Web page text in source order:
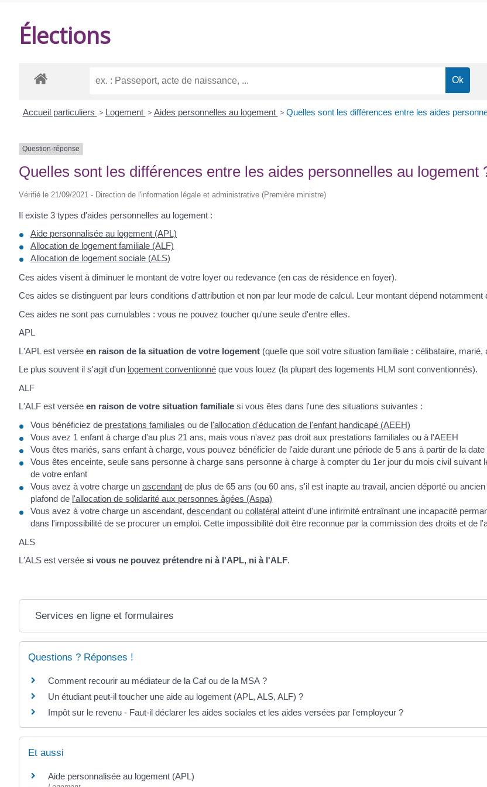
Élections
Accueil particuliers > Logement > Aides personnelles au logement > Quelles sont les différences entre les aides
Question-réponse
Quelles sont les différences entre les aides personnelles au logement
Vérifié le 21/09/2021 - Direction de l'information légale et administrative (Première ministre)
Il existe 3 types d'aides personnelles au logement :
Aide personnalisée au logement (APL)
Allocation de logement familiale (ALF)
Allocation de logement sociale (ALS)
Ces aides visent à diminuer le montant de votre loyer ou redevance (en cas de résidence en foyer).
Ces aides se distinguent par leurs conditions d'attribution et non par leur mode de calcul. Leur montant dépend
Ces aides ne sont pas cumulables : vous ne pouvez toucher qu'une seule d'entre elles.
APL
L'APL est versée en raison de la situation de votre logement (quelle que soit votre situation familiale : célibataire,
Le plus souvent il s'agit d'un logement conventionné que vous louez (la plupart des logements HLM sont conventionnés).
ALF
L'ALF est versée en raison de votre situation familiale si vous êtes dans l'une des situations suivantes :
Vous bénéficiez de prestations familiales ou de l'allocation d'éducation de l'enfant handicapé (AEEH)
Vous avez 1 enfant à charge d'au plus 21 ans, mais vous n'avez pas droit aux prestations familiales ou à l'AEEH
Vous êtes mariés, sans enfant à charge, vous pouvez bénéficier de l'aide durant une période de 5 ans à partir de la
Vous êtes enceinte, seule sans personne à charge sans personne à charge à compter du 1er jour du mois civil suivant
de votre enfant
Vous avez à votre charge un ascendant de plus de 65 ans (ou 60 ans, s'il est inapte au travail, ancien déporté ou
plafond de l'allocation de solidarité aux personnes âgées (Aspa)
Vous avez à votre charge un ascendant, descendant ou collatéral atteint d'une infirmité entraînant une incapacité
dans l'impossibilité de se procurer un emploi. Cette impossibilité doit être reconnue par la commission des droits et de
ALS
L'ALS est versée si vous ne pouvez prétendre ni à l'APL, ni à l'ALF.
Services en ligne et formulaires
Questions ? Réponses !
Comment recourir au médiateur de la Caf ou de la MSA ?
Un étudiant peut-il toucher une aide au logement (APL, ALS, ALF) ?
Impôt sur le revenu - Faut-il déclarer les aides sociales et les aides versées par l'employeur ?
Et aussi
Aide personnalisée au logement (APL)